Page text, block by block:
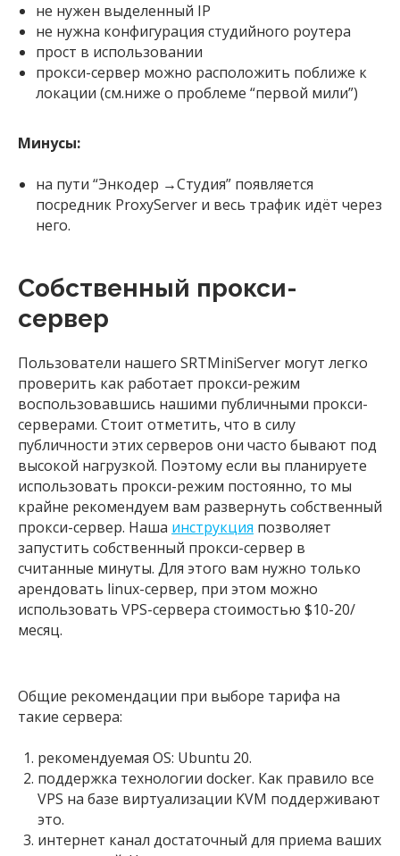
не нужен выделенный IP
не нужна конфигурация студийного роутера
прост в использовании
прокси-сервер можно расположить поближе к
локации (см.ниже о проблеме “первой мили”)
Минусы:
на пути “Энкодер →Студия” появляется
посредник ProxyServer и весь трафик идёт через
него.
Собственный прокси-
сервер
Пользователи нашего SRTMiniServer могут легко
проверить как работает прокси-режим
воспользовавшись нашими публичными прокси-
серверами. Стоит отметить, что в силу
публичности этих серверов они часто бывают под
высокой нагрузкой. Поэтому если вы планируете
использовать прокси-режим постоянно, то мы
крайне рекомендуем вам развернуть собственный
прокси-сервер. Наша инструкция позволяет
запустить собственный прокси-сервер в
считанные минуты. Для этого вам нужно только
арендовать linux-сервер, при этом можно
использовать VPS-сервера стоимостью $10-20/
месяц.
Общие рекомендации при выборе тарифа на
такие сервера:
рекомендуемая OS: Ubuntu 20.
поддержка технологии docker. Как правило все
VPS на базе виртуализации KVM поддерживают
это.
интернет канал достаточный для приема ваших